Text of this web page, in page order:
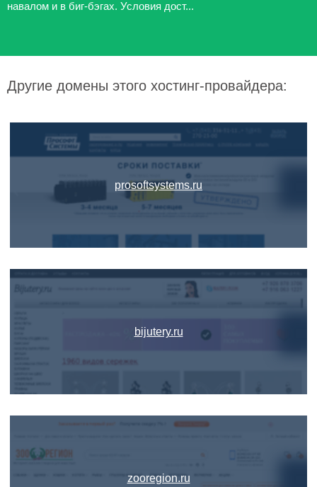
навалом и в биг-бэгах. Условия дост...
Другие домены этого хостинг-провайдера:
prosoftsystems.ru
bijutery.ru
zooregion.ru